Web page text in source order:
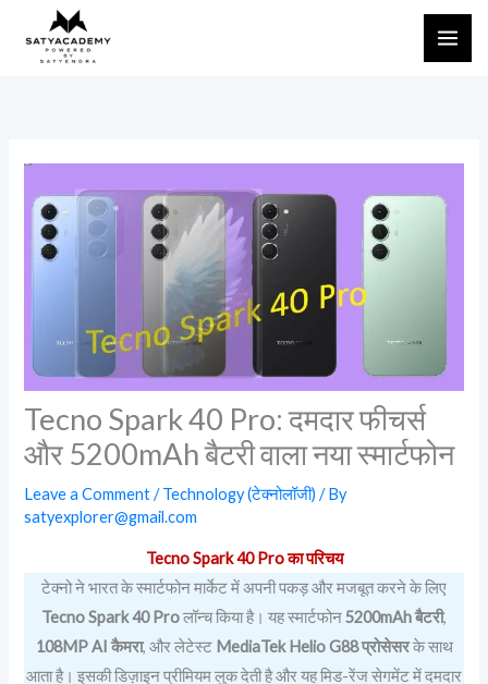
Tecno Spark 40 Pro: दमदार फीचर्स
और 5200mAh बैटरी वाला नया स्मार्टफोन
Leave a Comment /Technology (टेक्नोलॉजी) / By
satyexplorer@gmail.com
Tecno Spark 40 Pro का परिचय
टेक्नो ने भारत के स्मार्टफोन मार्केट में अपनी पकड़ और मजबूत करने के लिए
Tecno Spark 40 Proलॉन्च किया है। यह स्मार्टफोन5200mAh बैटरी,
108MP AI कैमरा, और लेटेस्ट MediaTek Helio G88 प्रोसेसरके साथ
आता है। इसकी डिज़ाइन प्रीमियम लुक देती है और यह मिड-रेंज सेगमेंट में दमदार